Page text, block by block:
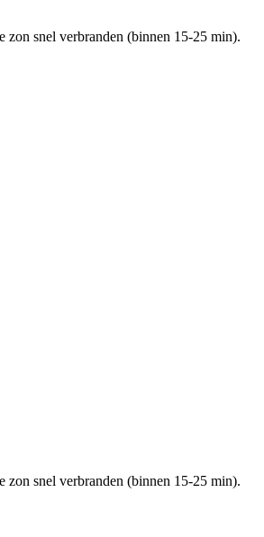
zon snel verbranden (binnen 15-25 min).
zon snel verbranden (binnen 15-25 min).